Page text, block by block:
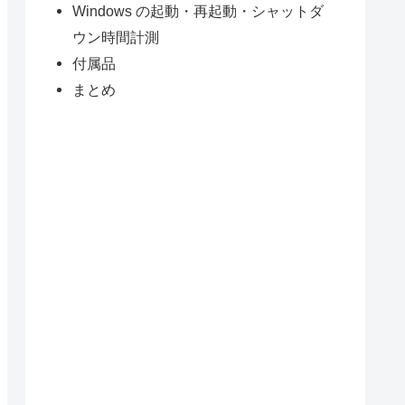
Windows の起動・再起動・シャットダ
ウン時間計測
付属品
まとめ